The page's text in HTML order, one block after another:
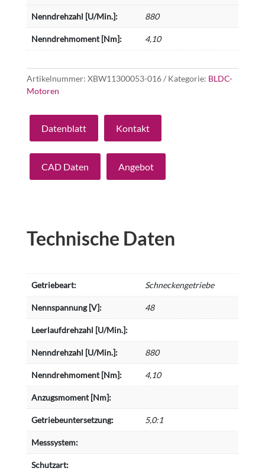
Nenndrehzahl [U/Min.]: 880
Nenndrehmoment [Nm]: 4,10
Artikelnummer: XBW11300053-016 Kategorie: BLDC-
Motoren
Datenblatt Kontakt
CAD Daten Angebot
Technische Daten
Getriebeart: Schneckengetriebe
Nennspannung [V]: 48
Leerlaufdrehzahl [U/Min.]:
Nenndrehzahl [U/Min.]: 880
Nenndrehmoment [Nm]: 4,10
Anzugsmoment [Nm]:
Getriebeuntersetzung: 5,0:1
Messsystem:
Schutzart: